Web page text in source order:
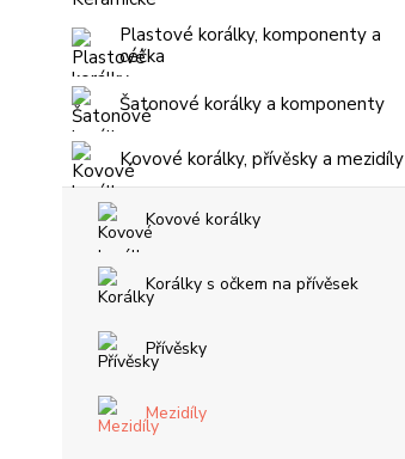
Plastové korálky, komponenty a
céčka
Šatonové korálky a komponenty
Kovové korálky, přívěsky a mezidíly
Kovové korálky
Korálky s očkem na přívěsek
Přívěsky
Mezidíly